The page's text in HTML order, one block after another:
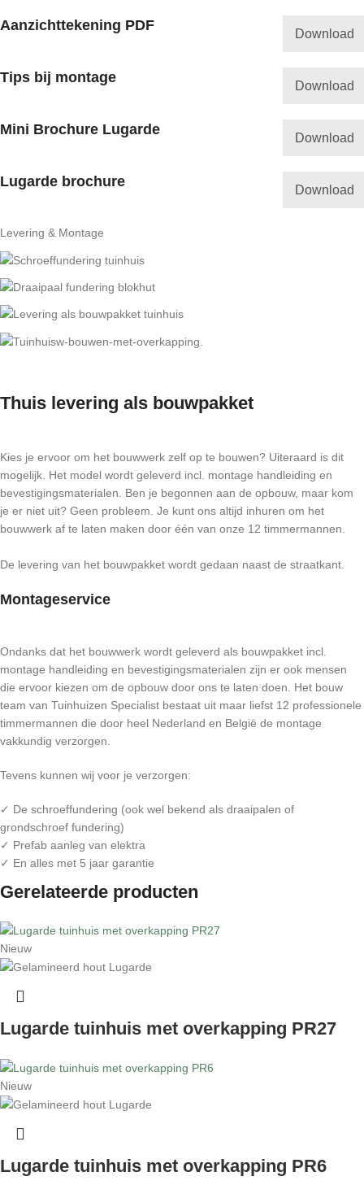
Aanzichttekening PDF
Download
Tips bij montage
Download
Mini Brochure Lugarde
Download
Lugarde brochure
Download
Levering & Montage
Thuis levering als bouwpakket
Kies je ervoor om het bouwwerk zelf op te bouwen? Uiteraard is dit
mogelijk. Het model wordt geleverd incl. montage handleiding en
bevestigingsmaterialen. Ben je begonnen aan de opbouw, maar kom
je er niet uit? Geen probleem. Je kunt ons altijd inhuren om het
bouwwerk af te laten maken door één van onze 12 timmermannen.
De levering van het bouwpakket wordt gedaan naast de straatkant.
Montageservice
Ondanks dat het bouwwerk wordt geleverd als bouwpakket incl.
montage handleiding en bevestigingsmaterialen zijn er ook mensen
die ervoor kiezen om de opbouw door ons te laten doen. Het bouw
team van Tuinhuizen Specialist bestaat uit maar liefst 12 professionele
timmermannen die door heel Nederland en België de montage
vakkundig verzorgen.
Tevens kunnen wij voor je verzorgen:
✓ De schroeffundering (ook wel bekend als draaipalen of
grondschroef fundering)
✓ Prefab aanleg van elektra
✓ En alles met 5 jaar garantie
Gerelateerde producten
Nieuw
Lugarde tuinhuis met overkapping PR27
Nieuw
Lugarde tuinhuis met overkapping PR6